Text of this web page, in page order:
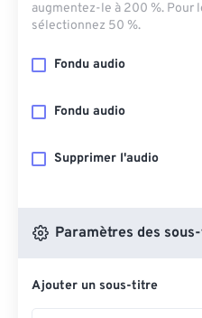
augmentez-le à 200 %. Pour
sélectionnez 50 %.
Fondu audio
Fondu audio
Supprimer l'audio
Paramètres des
Ajouter un sous-titre